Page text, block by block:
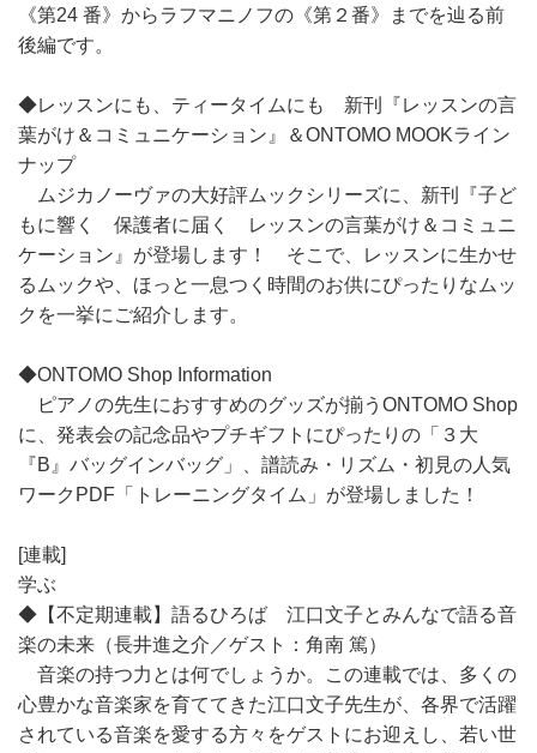
《第24 番》からラフマニノフの《第２番》までを辿る前
後編です。
◆レッスンにも、ティータイムにも 新刊『レッスンの言
葉がけ＆コミュニケーション』＆ONTOMO MOOKライン
ナップ
ムジカノーヴァの大好評ムックシリーズに、新刊『子ど
もに響く 保護者に届く レッスンの言葉がけ＆コミュニ
ケーション』が登場します！ そこで、レッスンに生かせ
るムックや、ほっと一息つく時間のお供にぴったりなムッ
クを一挙にご紹介します。
◆ONTOMO Shop Information
ピアノの先生におすすめのグッズが揃うONTOMO Shop
に、発表会の記念品やプチギフトにぴったりの「３大
『B』バッグインバッグ」、譜読み・リズム・初見の人気
ワークPDF「トレーニングタイム」が登場しました！
[連載]
学ぶ
◆【不定期連載】語るひろば 江口文子とみんなで語る音
楽の未来（長井進之介／ゲスト：角南 篤）
音楽の持つ力とは何でしょうか。この連載では、多くの
心豊かな音楽家を育ててきた江口文子先生が、各界で活躍
されている音楽を愛する方々をゲストにお迎えし、若い世